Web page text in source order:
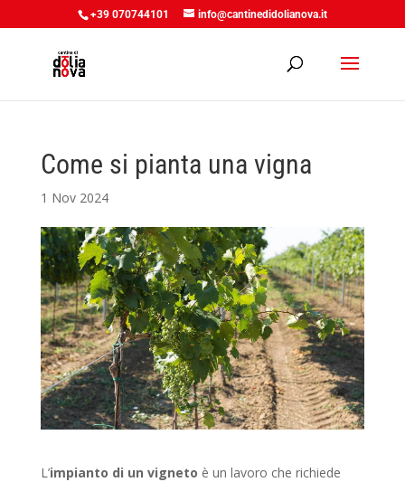
+39 070744101 info@cantinedidolianova.it
Come si pianta una vigna
1 Nov 2024
L’impianto di un vigneto è un lavoro che richiede